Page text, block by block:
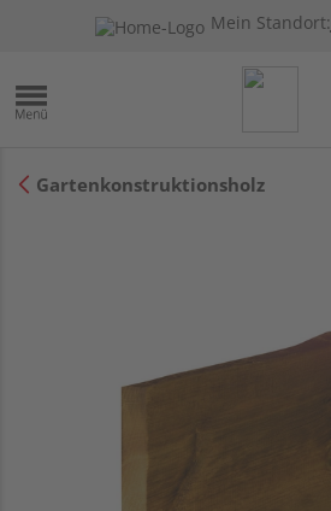
Mein Standort:
Gartenkonstruktionsholz